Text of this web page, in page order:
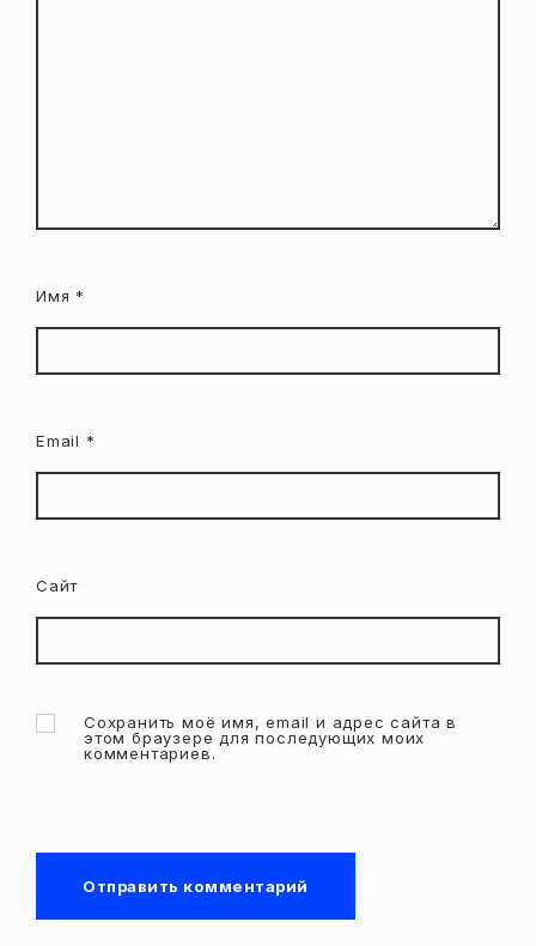
Имя *
Email *
Сайт
Сохранить моё имя, email и адрес сайта в
этом браузере для последующих моих
комментариев.